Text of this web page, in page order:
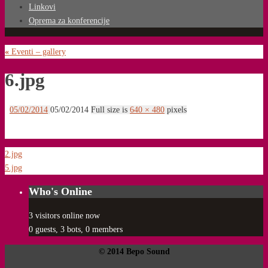
Linkovi
Oprema za konferencije
« Eventi – gallery
6.jpg
05/02/2014 05/02/2014 Full size is 640 × 480 pixels
2.jpg
5.jpg
Who's Online
3 visitors online now
0 guests, 3 bots, 0 members
© 2014 Bepo Sound